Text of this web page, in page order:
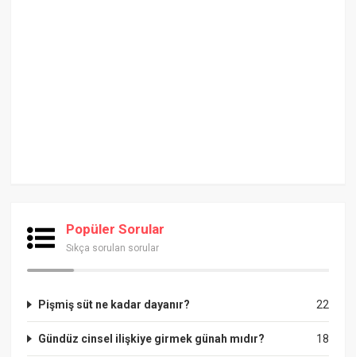
Popüler Sorular
Sıkça sorulan sorular
22
Pişmiş süt ne kadar dayanır?
18
Gündüz cinsel ilişkiye girmek günah mıdır?